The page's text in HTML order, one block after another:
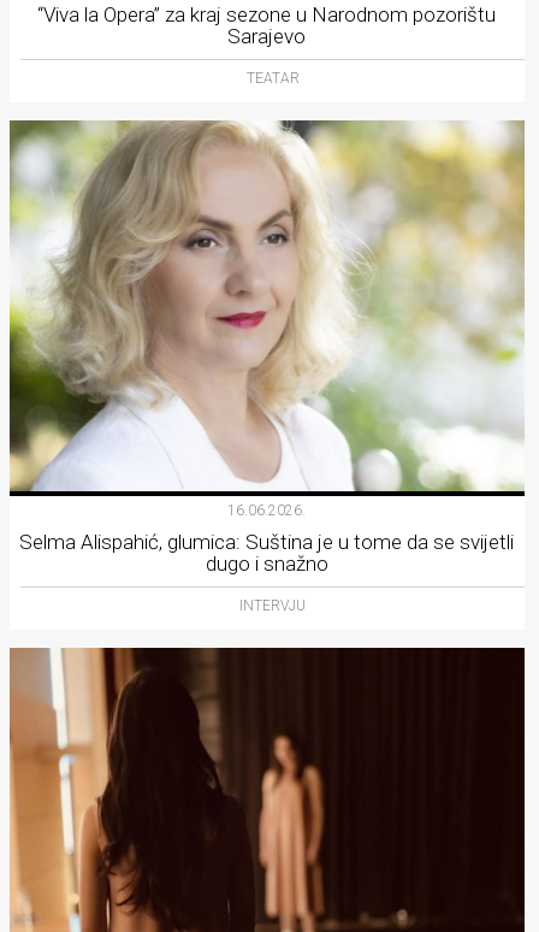
“Viva la Opera” za kraj sezone u Narodnom pozorištu
Sarajevo
TEATAR
16.06.2026.
Selma Alispahić, glumica: Suština je u tome da se svijetli
dugo i snažno
INTERVJU